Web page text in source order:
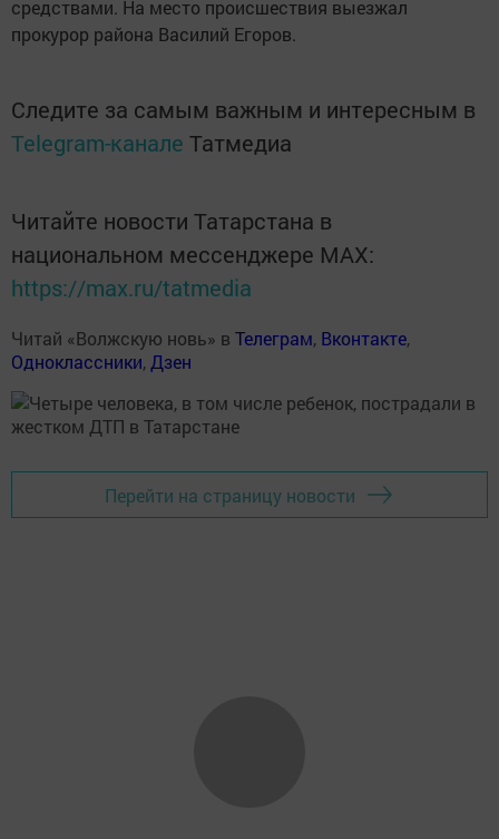
средствами. На место происшествия выезжал
прокурор района Василий Егоров.
Следите за самым важным и интересным в
Telegram-канале Татмедиа
Читайте новости Татарстана в
национальном мессенджере MАХ:
https://max.ru/tatmedia
Читай «Волжскую новь» в Телеграм, Вконтакте,
Одноклассники, Дзен
Перейти на страницу новости